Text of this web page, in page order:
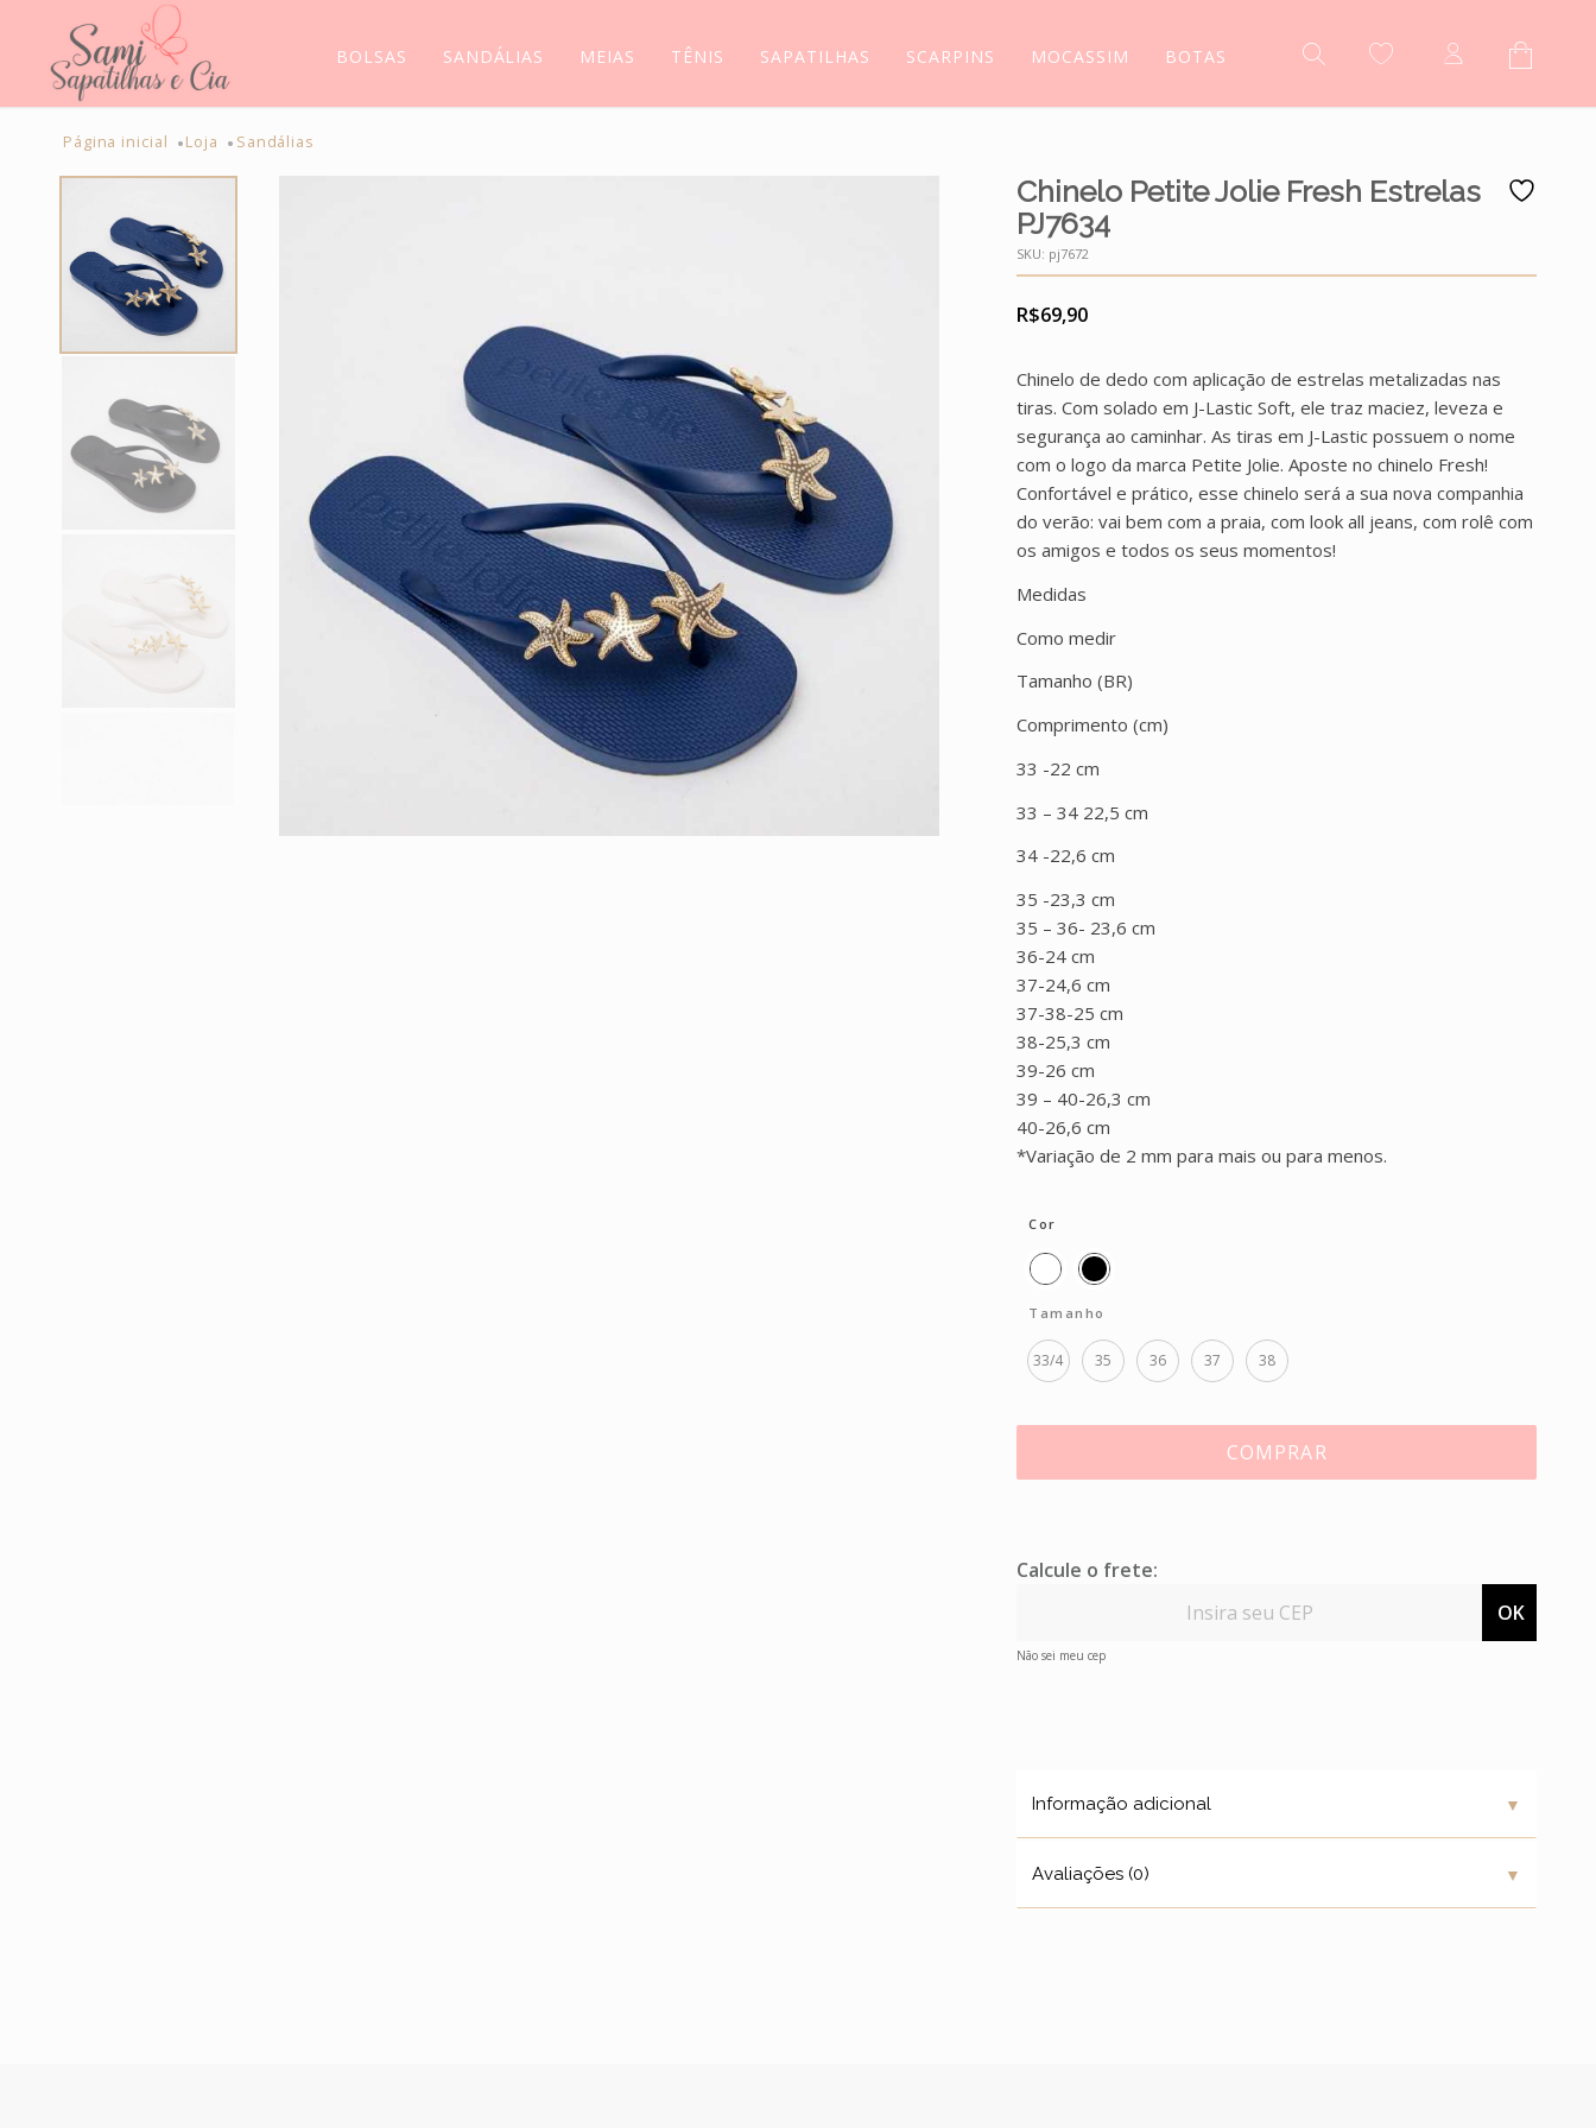
BOLSAS SANDÁLIAS MEIAS TÊNIS SAPATILHAS SCARPINS MOCASSIM BOTAS
Página inicial Loja Sandálias
Chinelo Petite Jolie Fresh Estrelas
PJ7634
SKU: pj7672
R$69,90
Chinelo de dedo com aplicação de estrelas metalizadas nas
tiras. Com solado em J-Lastic Soft, ele traz maciez, leveza e
segurança ao caminhar. As tiras em J-Lastic possuem o nome
com o logo da marca Petite Jolie. Aposte no chinelo Fresh!
Confortável e prático, esse chinelo será a sua nova companhia
do verão: vai bem com a praia, com look all jeans, com rolê com
os amigos e todos os seus momentos!
Medidas
Como medir
Tamanho (BR)
Comprimento (cm)
33 -22 cm
33 – 34 22,5 cm
34 -22,6 cm
35 -23,3 cm
35 – 36- 23,6 cm
36-24 cm
37-24,6 cm
37-38-25 cm
38-25,3 cm
39-26 cm
39 – 40-26,3 cm
40-26,6 cm
*Variação de 2 mm para mais ou para menos.
Cor
Tamanho
33/4 35 36 37 38
COMPRAR
Calcule o frete:
OK
Não sei meu cep
Informação adicional ▼
Avaliações (0) ▼